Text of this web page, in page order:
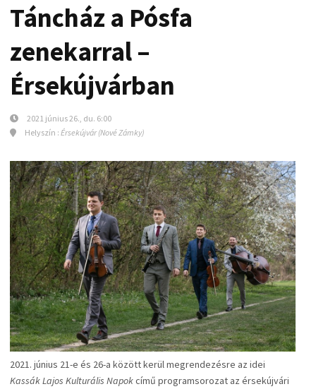
Táncház a Pósfa
zenekarral –
Érsekújvárban
2021 június 26., du. 6:00
Helyszín : Érsekújvár (Nové Zámky)
2021. június 21-e és 26-a között kerül megrendezésre az idei
Kassák Lajos Kulturális Napokcímű programsorozat az érsekújvári